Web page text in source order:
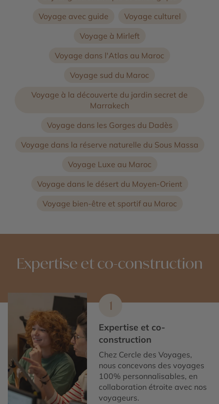
Voyage avec guide
Voyage culturel
Voyage à Mirleft
Voyage dans l'Atlas au Maroc
Voyage sud du Maroc
Voyage à la découverte du jardin secret de
Marrakech
Voyage dans les Gorges du Dadès
Voyage dans la réserve naturelle du Sous Massa
Voyage Luxe au Maroc
Voyage dans le désert du Moyen-Orient
Voyage bien-être et sportif au Maroc
Expertise et co-construction
1
Expertise et co-
construction
Chez Cercle des Voyages,
nous concevons des voyages
100% personnalisables, en
collaboration étroite avec nos
voyageurs.